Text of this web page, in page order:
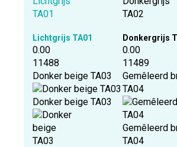
Lichtgrijs TA01 Donkergrijs
0.00
11488
Donker beige TA03
Donker beige TA03
0.00
11489
Gemêleerd
TA04
Gemêleerd
TA04